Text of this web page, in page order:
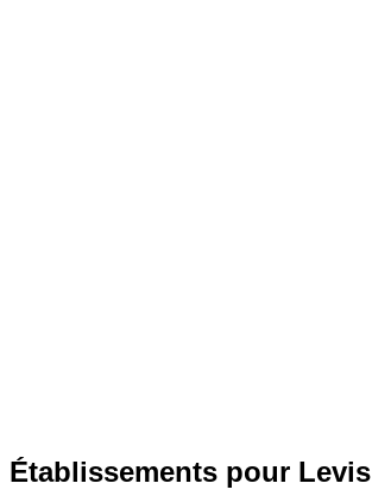
Établissements pour Levis